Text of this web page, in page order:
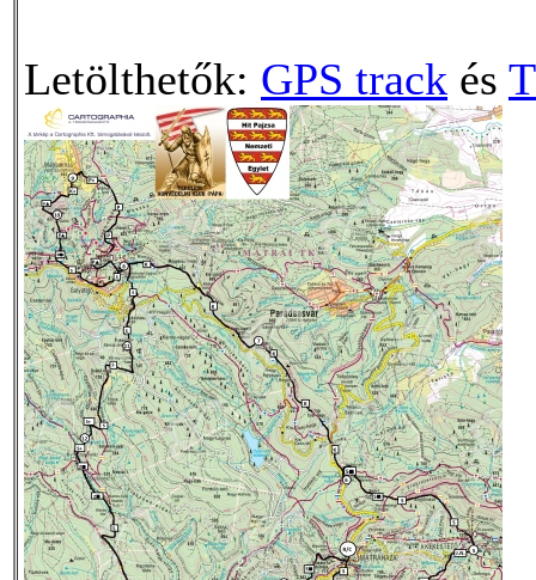
Letölthetők: GPS track és